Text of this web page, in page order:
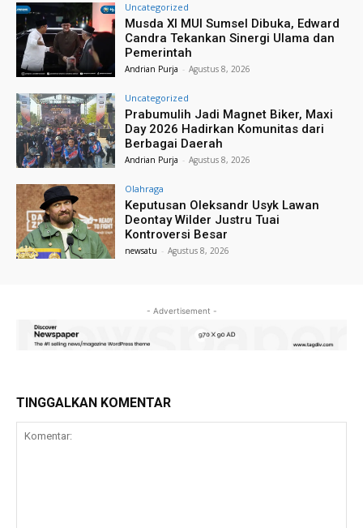
Uncategorized
Musda XI MUI Sumsel Dibuka, Edward
Candra Tekankan Sinergi Ulama dan
Pemerintah
Andrian Purja - Agustus 8, 2026
Uncategorized
Prabumulih Jadi Magnet Biker, Maxi
Day 2026 Hadirkan Komunitas dari
Berbagai Daerah
Andrian Purja - Agustus 8, 2026
Olahraga
Keputusan Oleksandr Usyk Lawan
Deontay Wilder Justru Tuai
Kontroversi Besar
newsatu - Agustus 8, 2026
- Advertisement -
TINGGALKAN KOMENTAR